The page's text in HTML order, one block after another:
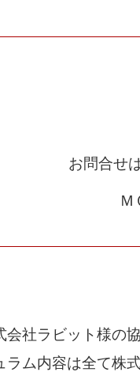
お問合せ
Ｍ
社ラビット様の
ム内容は全て株